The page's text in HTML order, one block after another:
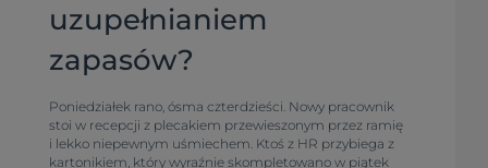
uzupełnianiem
zapasów?
Poniedziałek rano, ósma czterdzieści. Nowy pracownik
stoi w recepcji z plecakiem przewieszonym przez ramię
i lekko niepewnym uśmiechem. Ktoś z HR przybiega z
kartonikiem, który wyraźnie skompletowano w piątek